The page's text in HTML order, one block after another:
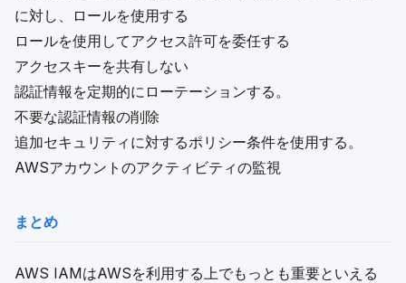
に対し、ロールを使用する
ロールを使用してアクセス許可を委任する
アクセスキーを共有しない
認証情報を定期的にローテーションする。
不要な認証情報の削除
追加セキュリティに対するポリシー条件を使用する。
AWSアカウントのアクティビティの監視
まとめ
AWS IAMはAWSを利用する上でもっとも重要といえる